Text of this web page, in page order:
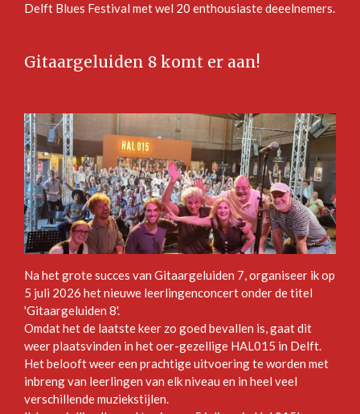
Delft Blues Festival met wel 20 enthousiaste deeelnemers.
Gitaargeluiden 8 komt er aan!
Na het grote succes van Gitaargeluiden 7, organiseer ik op
5 juli 2026 het nieuwe leerlingenconcert onder de titel
'Gitaargeluiden 8'.
Omdat het de laatste keer zo goed bevallen is, gaat dit
weer plaatsvinden in het oer-gezellige HAL015 in Delft.
Het belooft weer een prachtige uitvoering te worden met
inbreng van leerlingen van elk niveau en in heel veel
verschillende muziekstijlen.